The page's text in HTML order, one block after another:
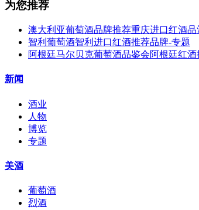
为您推荐
澳大利亚葡萄酒品牌推荐重庆进口红酒品
智利葡萄酒智利进口红酒推荐品牌-专题
阿根廷马尔贝克葡萄酒品鉴会阿根廷红酒
新闻
酒业
人物
博览
专题
美酒
葡萄酒
烈酒